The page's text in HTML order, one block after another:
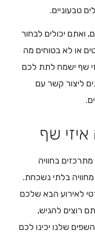
טבעוניים.
ואתם יכולים לבחור
או לא בטוחים מה
שף ישמח לתת לכם
ליצור קשר עם
שף
בחוויה
בלתי נשכחת.
לאירוע הבא שלכם
רוצים להגיש,
שלנו יכינו לכם